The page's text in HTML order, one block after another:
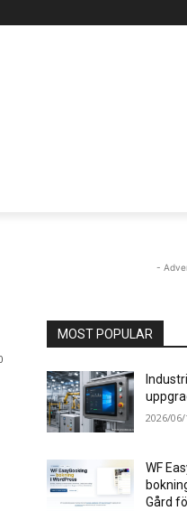
-
MOST POPULAR
2026/06/
WF
Gård